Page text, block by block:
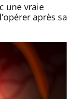
une vraie
après sa